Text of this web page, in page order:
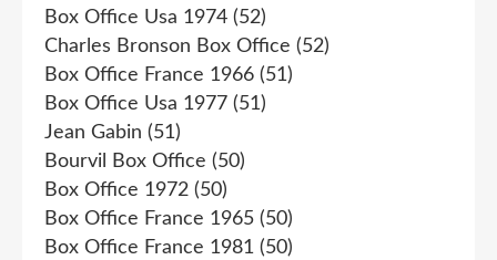
Box Office Usa 1974 (52)
Charles Bronson Box Office (52)
Box Office France 1966 (51)
Box Office Usa 1977 (51)
Jean Gabin (51)
Bourvil Box Office (50)
Box Office 1972 (50)
Box Office France 1965 (50)
Box Office France 1981 (50)